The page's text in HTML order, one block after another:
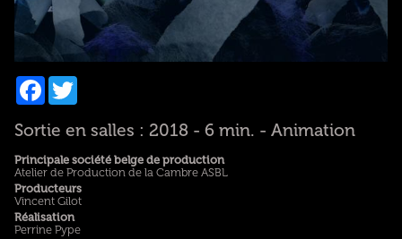
Facebook
Twitter
Sortie en salles : 2018 - 6 min. - Animation
Principale société belge de production
Atelier de Production de la Cambre ASBL
Producteurs
Vincent Gilot
Réalisation
Perrine Pype